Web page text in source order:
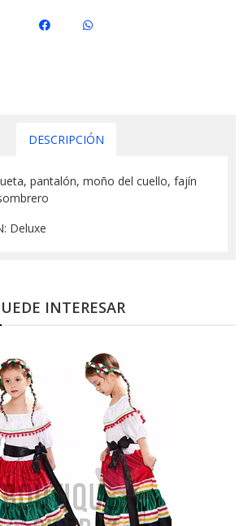
DESCRIPCIÓN
pantalón, moño del cuello, fajín
Deluxe
INTERESAR